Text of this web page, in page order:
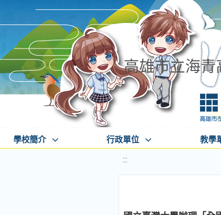
高雄市立海
學校簡介 行政單位 教學
:::